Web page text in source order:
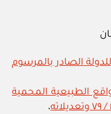
الصادر بالمرسوم
الطبيعية المحمية
،